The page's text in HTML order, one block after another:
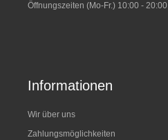
Öffnungszeiten (Mo-Fr.) 10:00 - 20:00
Informationen
Wir über uns
Zahlungsmöglichkeiten